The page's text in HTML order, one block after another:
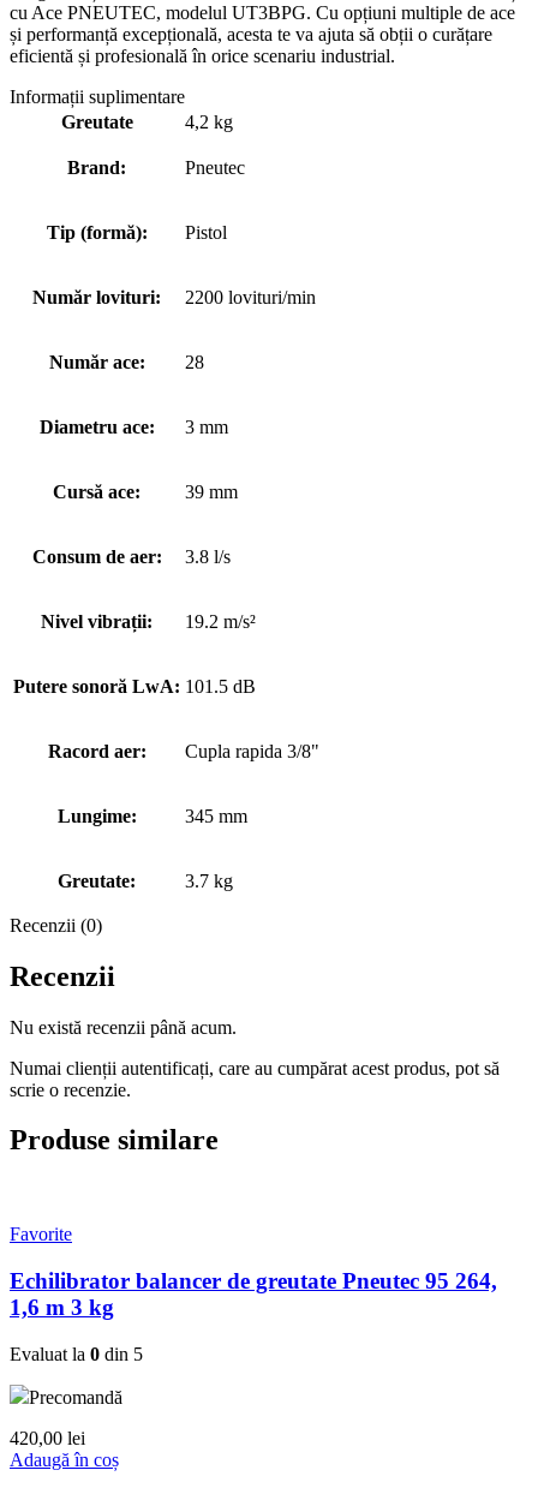
cu Ace PNEUTEC, modelul UT3BPG. Cu opțiuni multiple de ace
și performanță excepțională, acesta te va ajuta să obții o curățare
eficientă și profesională în orice scenariu industrial.
Informații suplimentare
Greutate
4,2 kg
Brand: Pneutec
Tip (formă): Pistol
Număr lovituri: 2200 lovituri/min
Număr ace: 28
Diametru ace: 3 mm
Cursă ace: 39 mm
Consum de aer: 3.8 l/s
Nivel vibrații: 19.2 m/s²
Putere sonoră LwA: 101.5 dB
Racord aer: Cupla rapida 3/8"
Lungime: 345 mm
Greutate: 3.7 kg
Recenzii (0)
Recenzii
Nu există recenzii până acum.
Numai clienții autentificați, care au cumpărat acest produs, pot să
scrie o recenzie.
Produse similare
Favorite
Echilibrator balancer de greutate Pneutec 95 264,
1,6 m 3 kg
Evaluat la 0 din 5
Precomandă
420,00 lei
Adaugă în coș